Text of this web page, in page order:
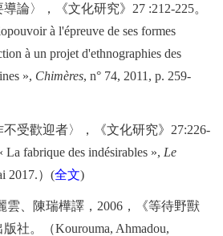
論〉，《文化研究》 27 :212-225。
à l'épreuve de ses formes
à un projet d'ethnographies des
», Chimères, n° 74, 2011, p. 259-
不受歡迎者〉，《文化研究》 27:226-
fabrique des indésirables », Le
2017.） (全文)
雲、陳瑞樺譯， 2006 ，《等待野獸
社。（Kourouma, Ahmadou,